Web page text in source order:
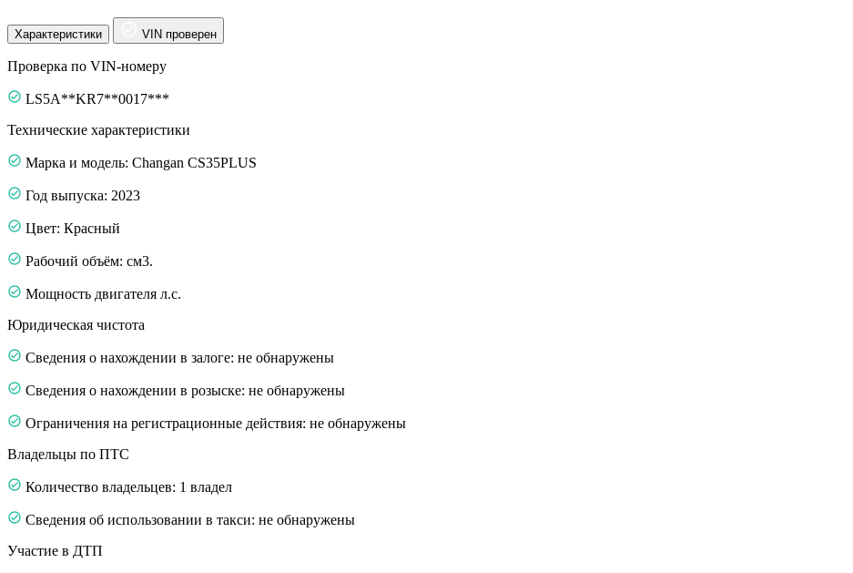
Характеристики VIN проверен
Проверка по VIN-номеру
LS5A**KR7**0017***
Технические характеристики
Марка и модель: Changan CS35PLUS
Год выпуска: 2023
Цвет: Красный
Рабочий объём: см3.
Мощность двигателя л.с.
Юридическая чистота
Сведения о нахождении в залоге: не обнаружены
Сведения о нахождении в розыске: не обнаружены
Ограничения на регистрационные действия: не обнаружены
Владельцы по ПТС
Количество владельцев: 1 владел
Сведения об использовании в такси: не обнаружены
Участие в ДТП